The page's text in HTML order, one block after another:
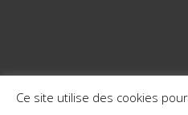
Ce site utilise des cookies